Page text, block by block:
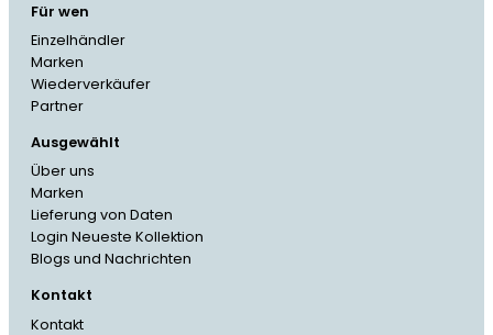
Für wen
Einzelhändler
Marken
Wiederverkäufer
Partner
Ausgewählt
Über uns
Marken
Lieferung von Daten
Login Neueste Kollektion
Blogs und Nachrichten
Kontakt
Kontakt